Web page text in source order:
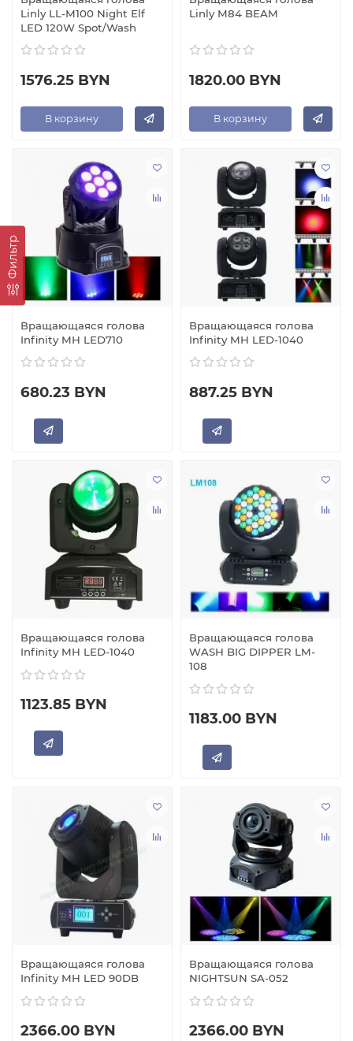
Фильтр
Linly LL-M100 Night Elf
LED 120W Spot/Wash
1576.25 BYN
В корзину
Linly M84 BEAM
1820.00 BYN
В корзину
Вращающаяся голова
Infinity MH LED710
680.23 BYN
Вращающаяся голова
Infinity MH LED-1040
887.25 BYN
Вращающаяся голова
Infinity MH LED-1040
1123.85 BYN
Вращающаяся голова
WASH BIG DIPPER LM-
108
1183.00 BYN
Вращающаяся голова
Infinity MH LED 90DB
2366.00 BYN
Вращающаяся голова
NIGHTSUN SA-052
2366.00 BYN